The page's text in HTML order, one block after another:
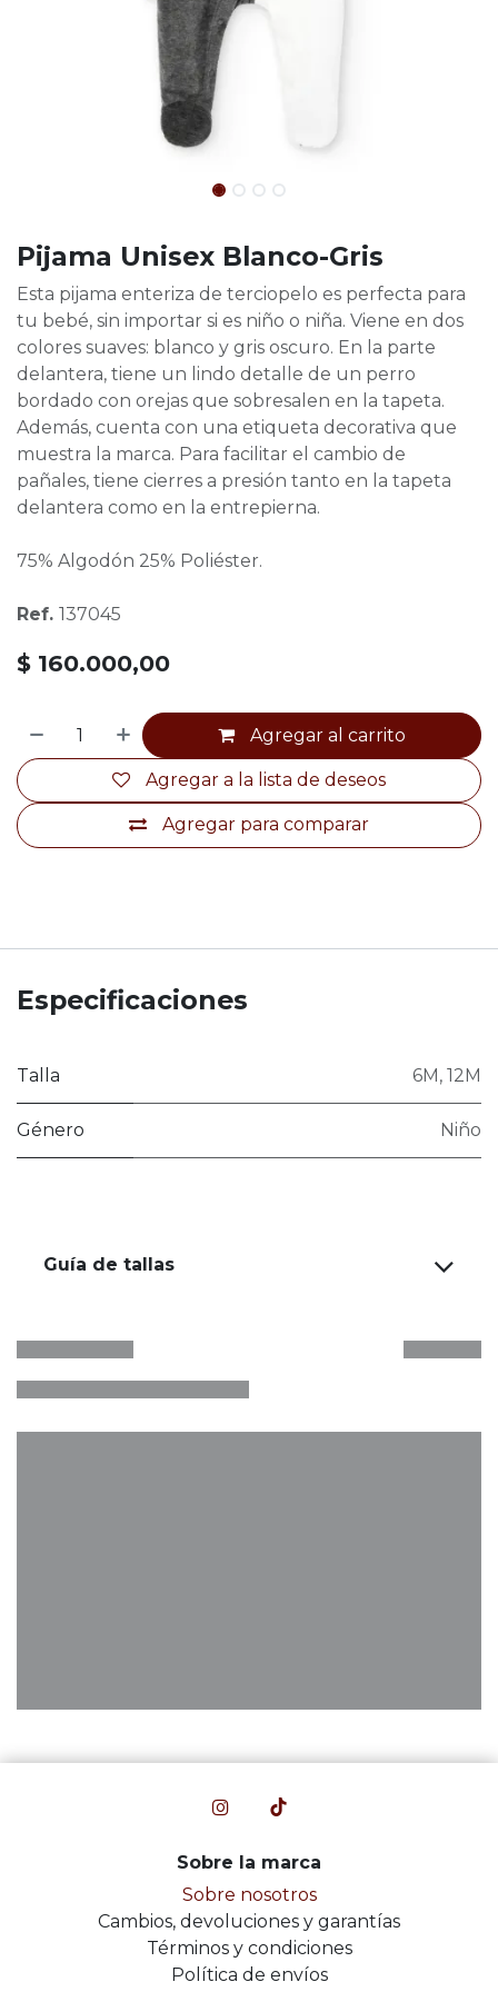
Pijama Unisex Blanco-Gris
Esta pijama enteriza de terciopelo es perfecta para
tu bebé, sin importar si es niño o niña. Viene en dos
colores suaves: blanco y gris oscuro. En la parte
delantera, tiene un lindo detalle de un perro
bordado con orejas que sobresalen en la tapeta.
Además, cuenta con una etiqueta decorativa que
muestra la marca. Para facilitar el cambio de
pañales, tiene cierres a presión tanto en la tapeta
delantera como en la entrepierna.
75% Algodón 25% Poliéster.
Ref. 137045
$ 160.000,00
Agregar al carrito
Agregar para comparar
Agregar a la lista de deseos
Especificaciones
Talla 6M, 12M
Género Niño
Guía de tallas
Sobre la marca
Sobre nosotros
Cambios, devoluciones y garantías
Términos y condiciones
Política de envíos